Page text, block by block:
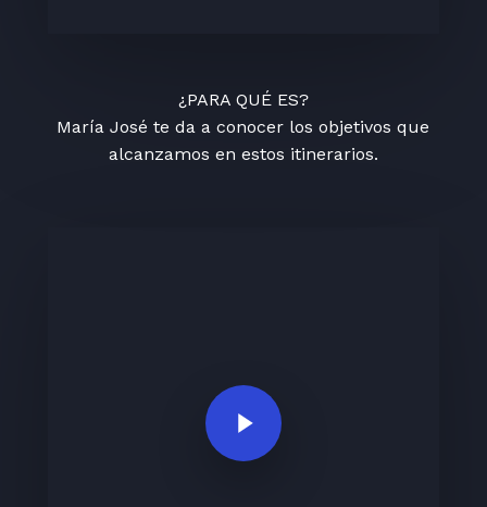
¿PARA QUÉ ES?
María José te da a conocer los objetivos que
alcanzamos en estos itinerarios.
Play Video